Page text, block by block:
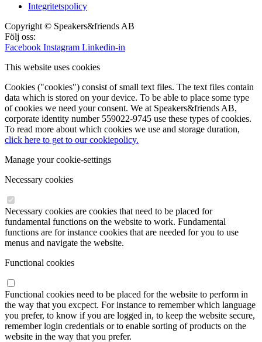
Integritetspolicy
Copyright © Speakers&friends AB
Följ oss:
Facebook Instagram Linkedin-in
This website uses cookies
Cookies ("cookies") consist of small text files. The text files contain
data which is stored on your device. To be able to place some type
of cookies we need your consent. We at Speakers&friends AB,
corporate identity number 559022-9745 use these types of cookies.
To read more about which cookies we use and storage duration,
click here to get to our cookiepolicy.
Manage your cookie-settings
Necessary cookies
Necessary cookies are cookies that need to be placed for
fundamental functions on the website to work. Fundamental
functions are for instance cookies that are needed for you to use
menus and navigate the website.
Functional cookies
Functional cookies need to be placed for the website to perform in
the way that you excpect. For instance to remember which language
you prefer, to know if you are logged in, to keep the website secure,
remember login credentials or to enable sorting of products on the
website in the way that you prefer.